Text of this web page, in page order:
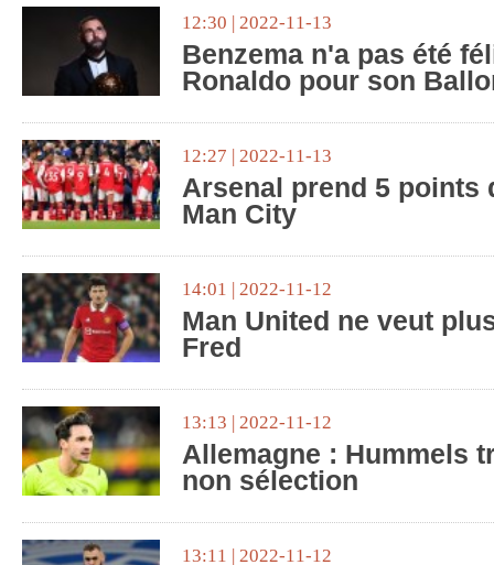
12:30 | 2022-11-13
Benzema n'a pas été
Ronaldo pour son
12:27 | 2022-11-13
Arsenal prend 5 points
Man City
14:01 | 2022-11-12
Man United ne veut
Fred
13:13 | 2022-11-12
Allemagne : Hummels
non sélection
13:11 | 2022-11-12